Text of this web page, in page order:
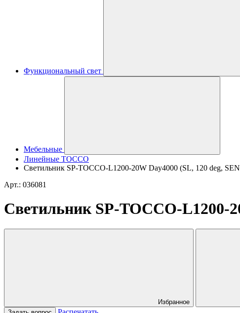
Функциональный свет
Мебельные
Линейные TOCCO
Светильник SP-TOCCO-L1200-20W Day4000 (SL, 120 deg,
Арт.: 036081
Светильник SP-TOCCO-L1200-
Избранное